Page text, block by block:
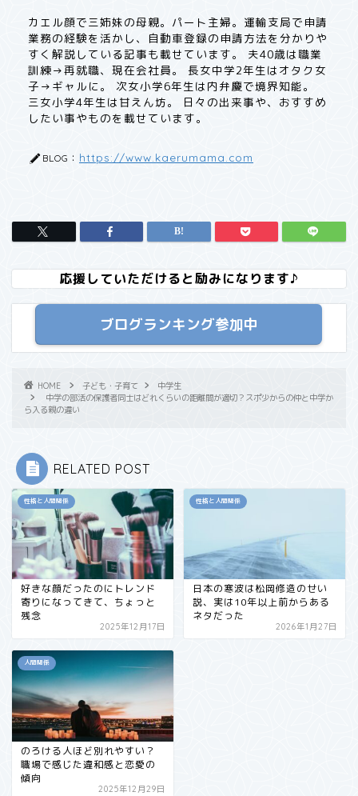
カエル顔で三姉妹の母親。パート主婦。運輸支局で申請
業務の経験を活かし、自動車登録の申請方法を分かりや
すく解説している記事も載せています。 夫40歳は職業
訓練→再就職、現在会社員。 長女中学2年生はオタク女
子→ギャルに。 次女小学6年生は内弁慶で境界知能。
三女小学4年生は甘えん坊。 日々の出来事や、おすすめ
したい事やものを載せています。
BLOG： https://www.kaerumama.com
応援していただけると励みになります♪
ブログランキング参加中
HOME 子ども・子育て
中学生
中学の部活の保護者同士はどれくらいの距離間が適切？スポ少からの仲と中学か
ら入る親の違い
RELATED POST
性格と人間関係
好きな顔だったのにトレンド
寄りになってきて、ちょっと
残念
2025年12月17日
性格と人間関係
日本の寒波は松岡修造のせい
説、実は10年以上前からある
ネタだった
2026年1月27日
人間関係
のろける人ほど別れやすい？
職場で感じた違和感と恋愛の
傾向
2025年12月29日